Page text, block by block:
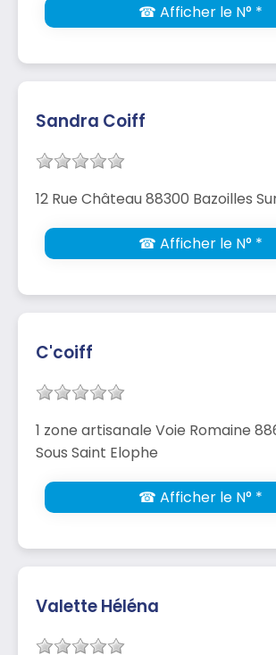
☎ Afficher le N° *
Sandra Coiff
12 Rue Château 88300 Bazoilles
☎ Afficher le N° *
C'coiff
1 zone artisanale Voie Romaine
Sous Saint Elophe
☎ Afficher le N° *
Valette Héléna